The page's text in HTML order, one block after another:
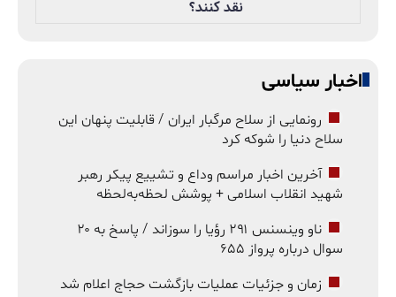
نقد کنند؟
اخبار سیاسی
رونمایی از سلاح مرگبار ایران / قابلیت پنهان این
سلاح دنیا را شوکه کرد
آخرین اخبار مراسم وداع و تشییع پیکر رهبر
شهید انقلاب اسلامی + پوشش لحظه‌به‌لحظه
ناو وینسنس ۲۹۱ رؤیا را سوزاند / پاسخ به ۲۰
سوال درباره پرواز ۶۵۵
زمان و جزئیات عملیات بازگشت حجاج اعلام شد